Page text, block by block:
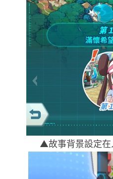
▲故事背景設定在